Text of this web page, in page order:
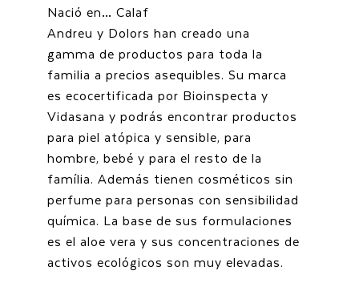
Nació en… Calaf
Andreu y Dolors han creado una
gamma de productos para toda la
familia a precios asequibles. Su marca
es ecocertificada por Bioinspecta y
Vidasana y podrás encontrar productos
para piel atópica y sensible, para
hombre, bebé y para el resto de la
família. Además tienen cosméticos sin
perfume para personas con sensibilidad
química. La base de sus formulaciones
es el aloe vera y sus concentraciones de
activos ecológicos son muy elevadas.